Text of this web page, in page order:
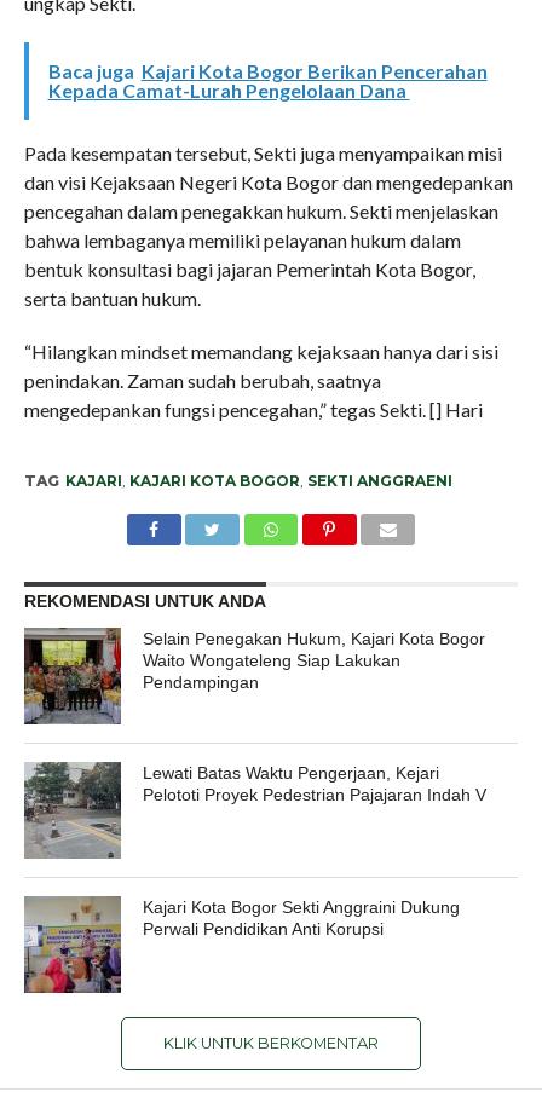
Baca juga Kajari Kota Bogor Berikan Pencerahan
Kepada Camat-Lurah Pengelolaan Dana
Pada kesempatan tersebut, Sekti juga menyampaikan misi
dan visi Kejaksaan Negeri Kota Bogor dan mengedepankan
pencegahan dalam penegakkan hukum. Sekti menjelaskan
bahwa lembaganya memiliki pelayanan hukum dalam
bentuk konsultasi bagi jajaran Pemerintah Kota Bogor,
serta bantuan hukum.
“Hilangkan mindset memandang kejaksaan hanya dari sisi
penindakan. Zaman sudah berubah, saatnya
mengedepankan fungsi pencegahan,” tegas Sekti. [] Hari
TAG KAJARI KAJARI KOTA BOGOR SEKTI ANGGRAENI
REKOMENDASI UNTUK ANDA
Selain Penegakan Hukum, Kajari Kota Bogor
Waito Wongateleng Siap Lakukan
Pendampingan
Lewati Batas Waktu Pengerjaan, Kejari
Pelototi Proyek Pedestrian Pajajaran Indah V
Kajari Kota Bogor Sekti Anggraini Dukung
Perwali Pendidikan Anti Korupsi
KLIK UNTUK BERKOMENTAR